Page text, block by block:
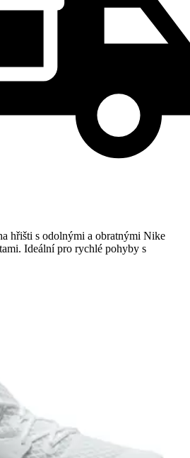
hřišti s odolnými a obratnými Nike
Ideální pro rychlé pohyby s